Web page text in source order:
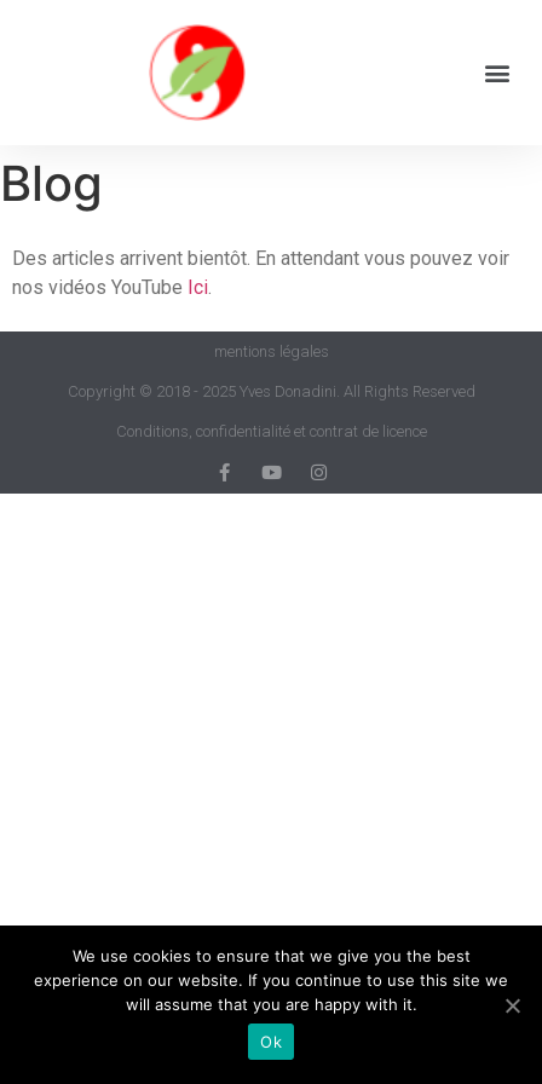
Blog
Des articles arrivent bientôt. En attendant vous pouvez voir
nos vidéos YouTube Ici.
mentions légales
Copyright © 2018 - 2025 Yves Donadini. All Rights Reserved
Conditions, confidentialité et contrat de licence
We use cookies to ensure that we give you the best
experience on our website. If you continue to use this site we
will assume that you are happy with it.
Ok